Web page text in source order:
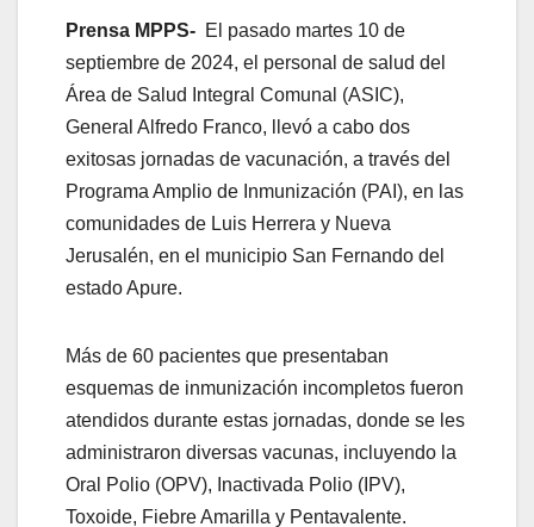
Prensa MPPS- El pasado martes 10 de
septiembre de 2024, el personal de salud del
Área de Salud Integral Comunal (ASIC),
General Alfredo Franco, llevó a cabo dos
exitosas jornadas de vacunación, a través del
Programa Amplio de Inmunización (PAI), en las
comunidades de Luis Herrera y Nueva
Jerusalén, en el municipio San Fernando del
estado Apure.
Más de 60 pacientes que presentaban
esquemas de inmunización incompletos fueron
atendidos durante estas jornadas, donde se les
administraron diversas vacunas, incluyendo la
Oral Polio (OPV), Inactivada Polio (IPV),
Toxoide, Fiebre Amarilla y Pentavalente.